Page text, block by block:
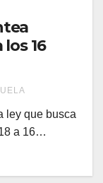
16
ley que busca
a 16…